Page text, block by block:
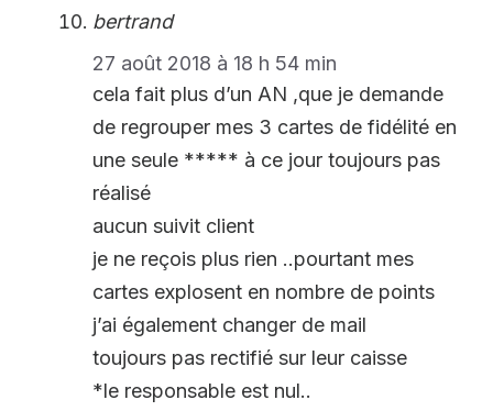
bertrand
27 août 2018 à 18 h 54 min
cela fait plus d’un AN ,que je demande
de regrouper mes 3 cartes de fidélité en
une seule ***** à ce jour toujours pas
réalisé
aucun suivit client
je ne reçois plus rien ..pourtant mes
cartes explosent en nombre de points
j’ai également changer de mail
toujours pas rectifié sur leur caisse
*le responsable est nul..